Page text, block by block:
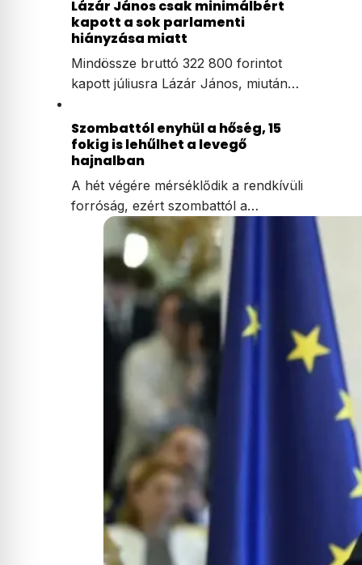
Lázár János csak minimálbért
kapott a sok parlamenti
hiányzása miatt
Mindössze bruttó 322 800 forintot
kapott júliusra Lázár János, miután…
Szombattól enyhül a hőség, 15
fokig is lehűlhet a levegő
hajnalban
A hét végére mérséklődik a rendkívüli
forróság, ezért szombattól a…